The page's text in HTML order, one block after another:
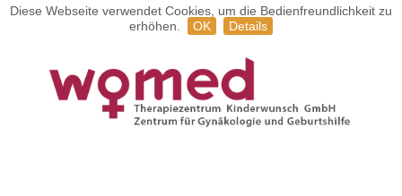
Diese Webseite verwendet Cookies, um die Bedienfreundlichkeit zu
erhöhen.
OK Details